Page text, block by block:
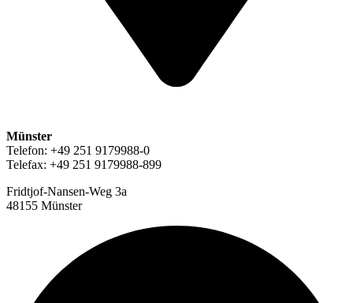
Münster
Telefon: +49 251 9179988-0
Telefax: +49 251 9179988-899
Fridtjof-Nansen-Weg 3a
48155 Münster